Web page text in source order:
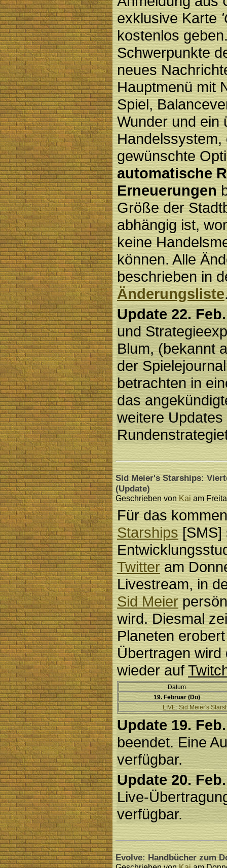
exklusive Karte
kostenlos
Schwerpunkte
neues
Hauptmenü mit
Spiel,
Wunder und ein
Handelssystem,
gewünschte
automatische
Erneuerungen
Größe der
abhängig ist,
keine
können. Alle
beschrieben in
Änderungsliste
Update 22.
und
Blum, (bekannt
der
betrachten in
das
weitere
Sid Meier's Starships:
(Update)
Geschrieben von Kai am
Für das
Starships[SMS]
Twitteram
Livestream, in
Sid Meier
wird. Diesmal
Planeten
Übertragen wird
wieder auf
Datum
19. Februar (Do)
LIVE: Sid Meier's
Update 19.
beendet. Eine
verfügbar.
Update 20.
Live-
verfügbar.
Evolve: Handbücher zum